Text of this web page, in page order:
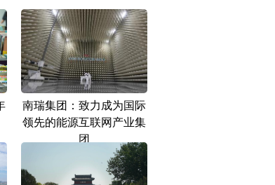
南瑞集团：致力成为国际
领先的能源互联网产业集
团